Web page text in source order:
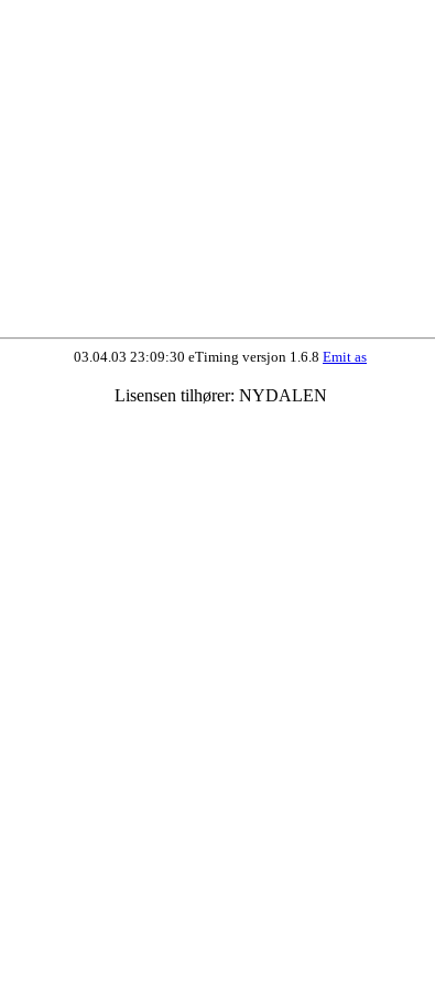
03.04.03 23:09:30 eTiming versjon 1.6.8 Emit as
Lisensen tilhører: NYDALEN